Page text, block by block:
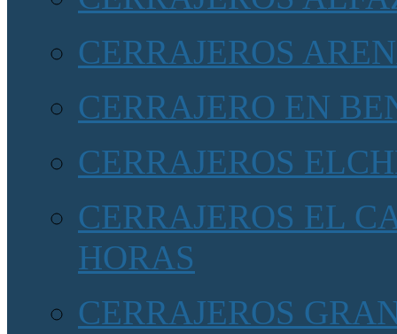
CERRAJEROS
CERRAJERO EN
CERRAJEROS
CERRAJEROS EL
HORAS
CERRAJEROS